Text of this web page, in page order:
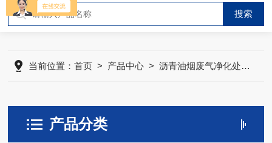
当前位置：首页 > 产品中心 >沥青油烟废气净化处理
产品分类